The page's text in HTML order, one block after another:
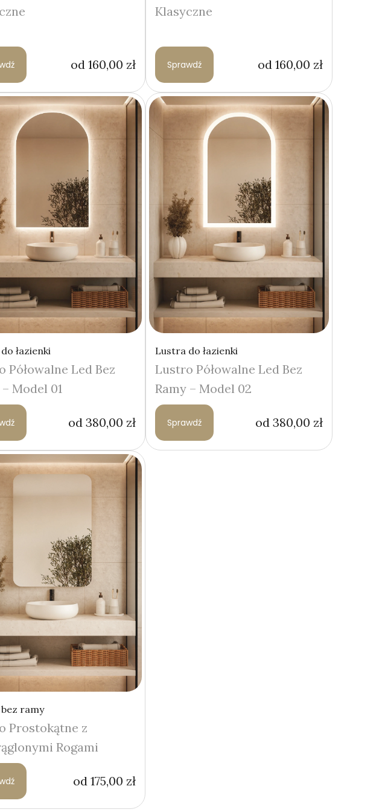
od 160,00 zł
Klasyczne
Sprawdź od 160,00 zł
łazienki
Półowalne Led Bez
Model 01
od 380,00 zł
Lustra do łazienki
Lustro Półowalne Led Bez
Ramy – Model 02
Sprawdź od 380,00 zł
ramy
Prostokątne z
Rogami
od 175,00 zł